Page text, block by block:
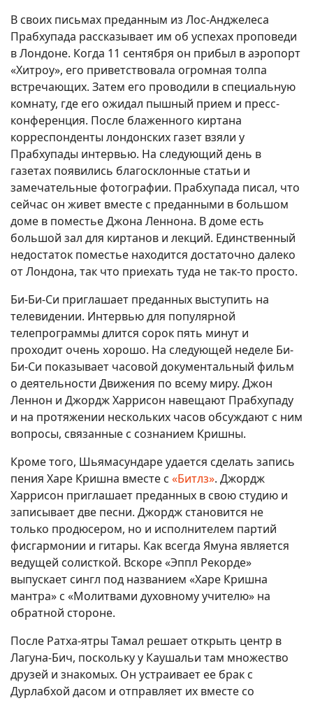
В своих письмах преданным из Лос-Анджелеса
Прабхупада рассказывает им об успехах проповеди
в Лондоне. Когда 11 сентября он прибыл в аэропорт
«Хитроу», его приветствовала огромная толпа
встречающих. Затем его проводили в специальную
комнату, где его ожидал пышный прием и пресс-
конференция. После блаженного киртана
корреспонденты лондонских газет взяли у
Прабхупады интервью. На следующий день в
газетах появились благосклонные статьи и
замечательные фотографии. Прабхупада писал, что
сейчас он живет вместе с преданными в большом
доме в поместье Джона Леннона. В доме есть
большой зал для киртанов и лекций. Единственный
недостаток поместье находится достаточно далеко
от Лондона, так что приехать туда не так-то просто.
Би-Би-Си приглашает преданных выступить на
телевидении. Интервью для популярной
телепрограммы длится сорок пять минут и
проходит очень хорошо. На следующей неделе Би-
Би-Си показывает часовой документальный фильм
о деятельности Движения по всему миру. Джон
Леннон и Джордж Харрисон навещают Прабхупаду
и на протяжении нескольких часов обсуждают с ним
вопросы, связанные с сознанием Кришны.
Кроме того, Шьямасундаре удается сделать запись
пения Харе Кришна вместе с «Битлз». Джордж
Харрисон приглашает преданных в свою студию и
записывает две песни. Джордж становится не
только продюсером, но и исполнителем партий
фисгармонии и гитары. Как всегда Ямуна является
ведущей солисткой. Вскоре «Эппл Рекорде»
выпускает сингл под названием «Харе Кришна
мантра» с «Молитвами духовному учителю» на
обратной стороне.
После Ратха-ятры Тамал решает открыть центр в
Лагуна-Бич, поскольку у Каушальи там множество
друзей и знакомых. Он устраивает ее брак с
Дурлабхой дасом и отправляет их вместе со